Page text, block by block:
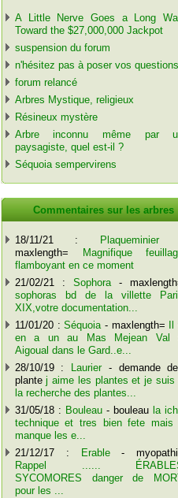
A Little Nerve Goes a Long
Toward the $27,000,000 Jackpot
suspension du forum
n'hésitez pas à poser vos questions
forum relancé
Arbres Mystique, religieux
Résineux mystère
Arbre inconnu même par
paysagiste, quel est-il ?
Séquoia sempervirens
Commentaires sur les arbres
18/11/21 : Plaqueminier
maxlength=
Magnifique
flamboyant en ce moment
21/02/21 : Sophora-
sophoras bd de la villette
XIX,votre documentation...
11/01/20 :Séquoia- maxlength=
en a un au Mas Mejean Val
Aigoual dans le Gard..e...
28/10/19 :
Laurier- demande
plantej aime les plantes et je suis
la recherche des plantes...
31/05/18 : Bouleau- bouleau la
technique et tres bien fete mais
manque les e...
21/12/17 :
Erable-
Rappel ......
SYCOMORES danger de
pour les ...